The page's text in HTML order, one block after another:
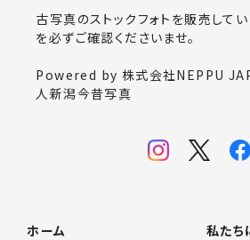
古写真のストックフォトを販売してい
を必ずご確認くださいませ。
Powered by 株式会社NEPPU
人新潟今昔写真
ホーム 私たち